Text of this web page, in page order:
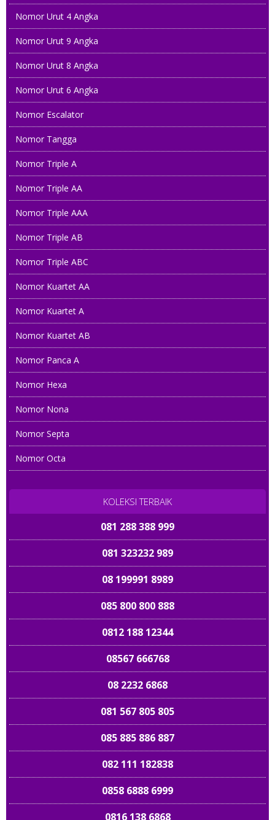
Nomor Urut 4 Angka
Nomor Urut 9 Angka
Nomor Urut 8 Angka
Nomor Urut 6 Angka
Nomor Escalator
Nomor Tangga
Nomor Triple A
Nomor Triple AA
Nomor Triple AAA
Nomor Triple AB
Nomor Triple ABC
Nomor Kuartet AA
Nomor Kuartet A
Nomor Kuartet AB
Nomor Panca A
Nomor Hexa
Nomor Nona
Nomor Septa
Nomor Octa
KOLEKSI TERBAIK
081 288 388 999
081 323232 989
08 199991 8989
085 800 800 888
0812 188 12344
08567 666768
08 2232 6868
081 567 805 805
085 885 886 887
082 111 182838
0858 6888 6999
0816 138 6868